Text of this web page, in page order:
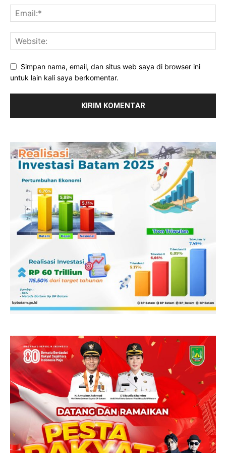
Simpan nama, email, dan situs web saya di browser ini
untuk lain kali saya berkomentar.